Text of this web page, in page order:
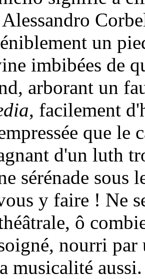
un
imbibées de
arborant un
, facilement
que
d'un luth
sérénade sous
y faire ! Ne
ô
nourri
musicalité aussi.